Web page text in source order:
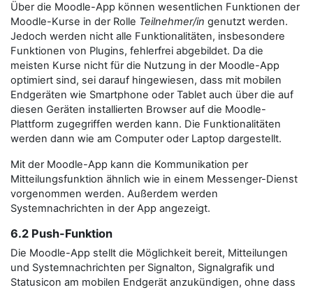
Über die Moodle-App können wesentlichen Funktionen der
Moodle-Kurse in der Rolle Teilnehmer/in genutzt werden.
Jedoch werden nicht alle Funktionalitäten, insbesondere
Funktionen von Plugins, fehlerfrei abgebildet. Da die
meisten Kurse nicht für die Nutzung in der Moodle-App
optimiert sind, sei darauf hingewiesen, dass mit mobilen
Endgeräten wie Smartphone oder Tablet auch über die auf
diesen Geräten installierten Browser auf die Moodle-
Plattform zugegriffen werden kann. Die Funktionalitäten
werden dann wie am Computer oder Laptop dargestellt.
Mit der Moodle-App kann die Kommunikation per
Mitteilungsfunktion ähnlich wie in einem Messenger-Dienst
vorgenommen werden. Außerdem werden
Systemnachrichten in der App angezeigt.
6.2 Push-Funktion
Die Moodle-App stellt die Möglichkeit bereit, Mitteilungen
und Systemnachrichten per Signalton, Signalgrafik und
Statusicon am mobilen Endgerät anzukündigen, ohne dass